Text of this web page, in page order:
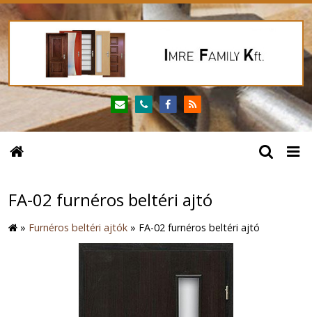
FA-02 furnéros beltéri ajtó
» Furnéros beltéri ajtók » FA-02 furnéros beltéri ajtó